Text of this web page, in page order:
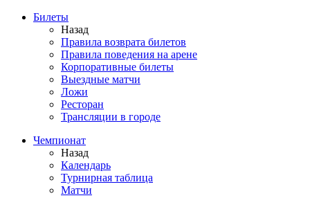
Билеты
Назад
Правила возврата билетов
Правила поведения на арене
Корпоративные билеты
Выездные матчи
Ложи
Ресторан
Трансляции в городе
Чемпионат
Назад
Календарь
Турнирная таблица
Матчи